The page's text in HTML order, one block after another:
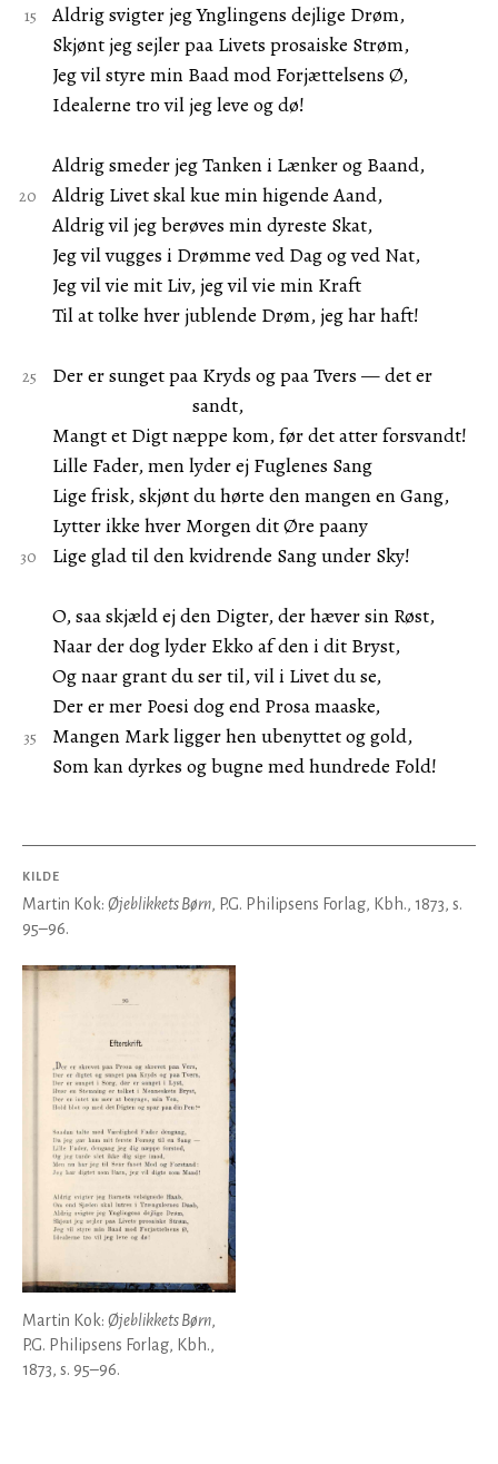
Aldrig svigter jeg Ynglingens dejlige Drøm,
Skjønt jeg sejler paa Livets prosaiske Strøm,
Jeg vil styre min Baad mod Forjættelsens Ø,
Idealerne tro vil jeg leve og dø!
Aldrig smeder jeg Tanken i Lænker og Baand,
Aldrig Livet skal kue min higende Aand,
Aldrig vil jeg berøves min dyreste Skat,
Jeg vil vugges i Drømme ved Dag og ved Nat,
Jeg vil vie mit Liv, jeg vil vie min Kraft
Til at tolke hver jublende Drøm, jeg har haft!
Der er sunget paa Kryds og paa Tvers — det er
sandt,
Mangt et Digt næppe kom, før det atter forsvandt!
Lille Fader, men lyder ej Fuglenes Sang
Lige frisk, skjønt du hørte den mangen en Gang,
Lytter ikke hver Morgen dit Øre paany
Lige glad til den kvidrende Sang under Sky!
O, saa skjæld ej den Digter, der hæver sin Røst,
Naar der dog lyder Ekko af den i dit Bryst,
Og naar grant du ser til, vil i Livet du se,
Der er mer Poesi dog end Prosa maaske,
Mangen Mark ligger hen ubenyttet og gold,
Som kan dyrkes og bugne med hundrede Fold!
KILDE
Martin Kok: Øjeblikkets Børn, P.G. Philipsens Forlag, Kbh., 1873, s.
95–96.
Martin Kok: Øjeblikkets Børn,
P.G. Philipsens Forlag, Kbh.,
1873, s. 95–96.